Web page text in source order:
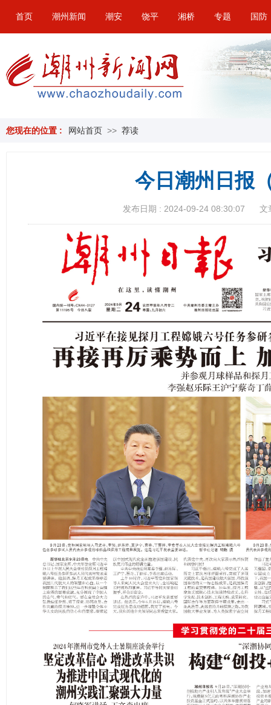
首页 潮州新闻 潮安 饶平 湘桥 专题 国防
您现在的位置 : 网站首页 >> 荐读
今日潮州日报
发布日期 : 2024-09-24 08:30:07 文